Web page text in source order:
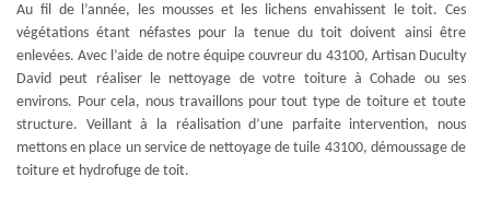
Au fil de l’année, les mousses et les lichens envahissent le toit. Ces
végétations étant néfastes pour la tenue du toit doivent ainsi être
enlevées. Avec l’aide de notre équipe couvreur du 43100, Artisan Duculty
David peut réaliser le nettoyage de votre toiture à Cohade ou ses
environs. Pour cela, nous travaillons pour tout type de toiture et toute
structure. Veillant à la réalisation d’une parfaite intervention, nous
mettons en place un service de nettoyage de tuile 43100, démoussage de
toiture et hydrofuge de toit.